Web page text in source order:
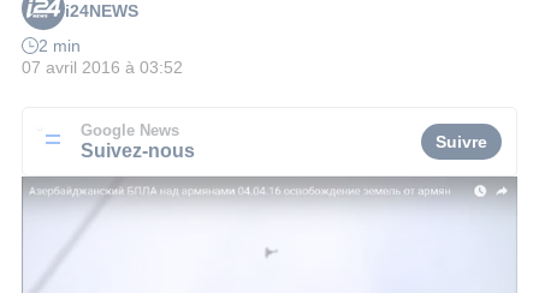
i24NEWS
2 min
07 avril 2016 à 03:52
Google News
Suivez-nous Suivre